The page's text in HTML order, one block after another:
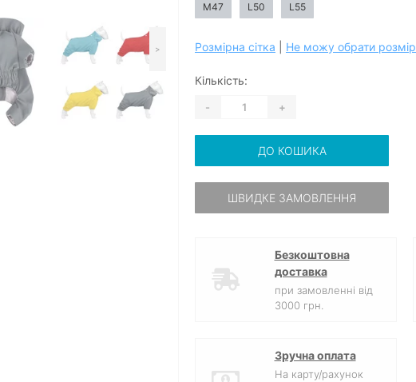
>
M47 L50 L55
Розмірна сітка Не можу обрати розмір
Кількість:
- +
ДО КОШИКА
ШВИДКЕ ЗАМОВЛЕННЯ
Безкоштовна
доставка
при замовленні від
3000 грн.
Зручна оплата
На карту/рахунок